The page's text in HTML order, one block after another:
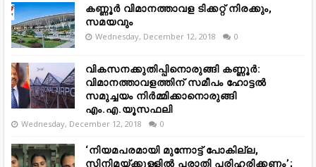
കണ്ണൂർ വിമാനത്താവള ടിക്കറ്റ് നിരക്കും,
സമയവും
Wednesday, December 12, 2018 0
വികസനക്കുതിപ്പിനൊരുങ്ങി കണ്ണൂർ:
വിമാനത്താവളത്തിന് സമീപം ഹോട്ടൽ
സമുച്ചയം നിർമ്മിക്കാനൊരുങ്ങി
എം.എ.യൂസഫലി
Wednesday, December 12, 2018 0
‘നിയമപരമായി മുന്നോട്ട് പോകില്ല,
സിനിമയ്ക്കുള്ളിൽ പരാതി പരിഹരിക്കണം’;